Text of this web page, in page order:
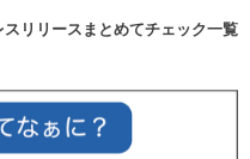
スリリースまとめてチェック一覧